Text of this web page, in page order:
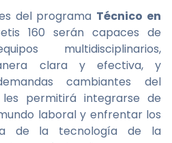
del programa Técnico en
160 serán capaces de
multidisciplinarios,
clara y efectiva, y
cambiantes del
permitirá integrarse de
laboral y enfrentar los
de la tecnología de la